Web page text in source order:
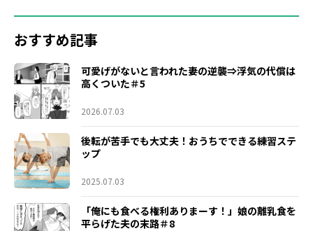
おすすめ記事
可愛げがないと言われた妻の逆襲⇒浮気の代償は
高くついた＃5
2026.07.03
後転が苦手でも大丈夫！おうちでできる練習ステ
ップ
2025.07.03
「俺にも食べる権利ありまーす！」娘の離乳食を
平らげた夫の末路＃8